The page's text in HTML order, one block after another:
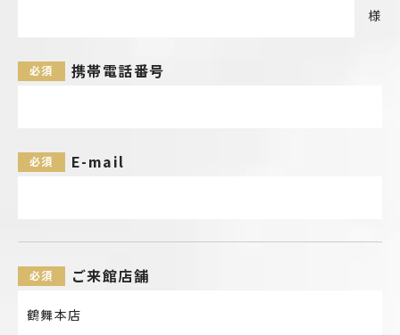
様
携帯電話番号
E-mail
ご来館店舗
鶴舞本店